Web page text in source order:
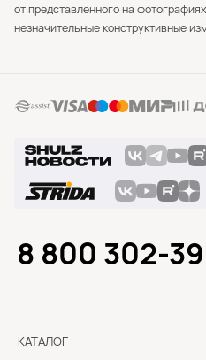
от представленного на
незначительные конструктивные
КАТАЛОГ
8 800 302-